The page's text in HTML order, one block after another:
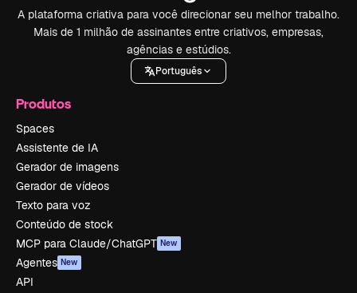
A plataforma criativa para você direcionar seu melhor trabalho.
Mais de 1 milhão de assinantes entre criativos, empresas,
agências e estúdios.
Português
Produtos
Spaces
Assistente de IA
Gerador de imagens
Gerador de vídeos
Texto para voz
Conteúdo de stock
MCP para Claude/ChatGPT New
Agentes New
API